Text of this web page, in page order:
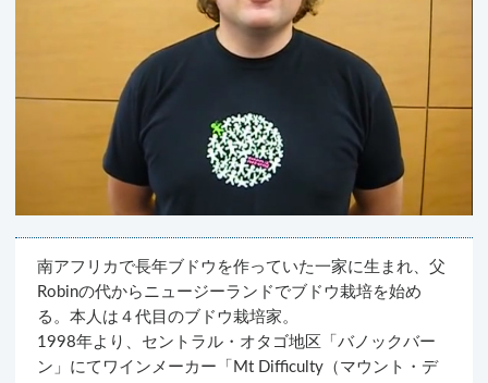
南アフリカで長年ブドウを作っていた一家に生まれ、父
Robinの代からニュージーランドでブドウ栽培を始め
る。本人は４代目のブドウ栽培家。
1998年より、セントラル・オタゴ地区「バノックバー
ン」にてワインメーカー「Mt Difficulty（マウント・デ